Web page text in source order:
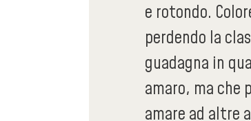
e rotondo.
perdendo la
guadagna in
amaro, ma
amare ad altre